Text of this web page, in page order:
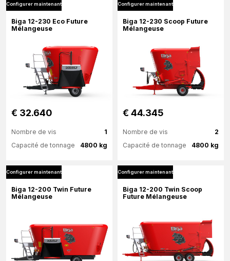
Plus d'information Plus d'information
Configurer maintenant
Biga 12-230 Eco Future
Mélangeuse
€ 32.640
1
Nombre de vis
4800 kg
Capacité de tonnage
Plus d'information
Configurer maintenant
Biga 12-230 Scoop Future
Mélangeuse
€ 44.345
2
Nombre de vis
4800 kg
Capacité de tonnage
Plus d'information
Configurer maintenant
Biga 12-200 Twin Future
Mélangeuse
Configurer maintenant
Biga 12-200 Twin Scoop
Future Mélangeuse